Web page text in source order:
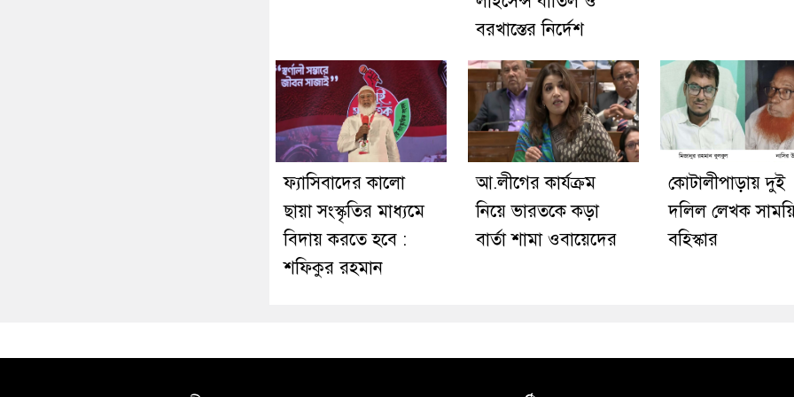
বরখাস্তের নির্দেশ
ফ্যাসিবাদের কালো
ছায়া সংস্কৃতির মাধ্যমে
বিদায় করতে হবে :
শফিকুর রহমান
আ.লীগের কার্যক্রম
নিয়ে ভারতকে কড়া
বার্তা শামা ওবায়েদের
কোটালীপাড়ায় দুই
দলিল লেখক
বহিস্কার